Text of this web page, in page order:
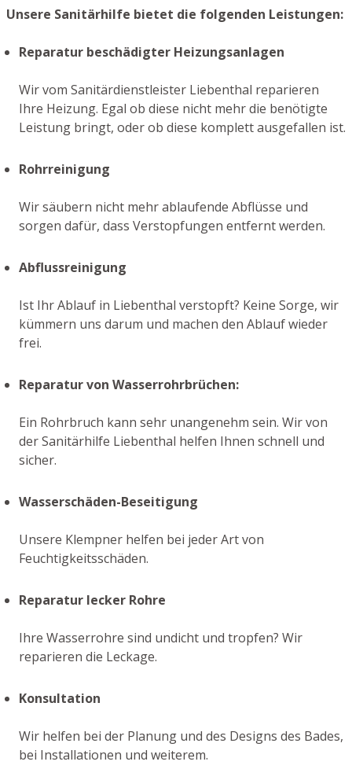
Unsere Sanitärhilfe bietet die folgenden Leistungen:
Reparatur beschädigter Heizungsanlagen
Wir vom Sanitärdienstleister Liebenthal reparieren
Ihre Heizung. Egal ob diese nicht mehr die benötigte
Leistung bringt, oder ob diese komplett ausgefallen ist.
Rohrreinigung
Wir säubern nicht mehr ablaufende Abflüsse und
sorgen dafür, dass Verstopfungen entfernt werden.
Abflussreinigung
Ist Ihr Ablauf in Liebenthal verstopft? Keine Sorge, wir
kümmern uns darum und machen den Ablauf wieder
frei.
Reparatur von Wasserrohrbrüchen:
Ein Rohrbruch kann sehr unangenehm sein. Wir von
der Sanitärhilfe Liebenthal helfen Ihnen schnell und
sicher.
Wasserschäden-Beseitigung
Unsere Klempner helfen bei jeder Art von
Feuchtigkeitsschäden.
Reparatur lecker Rohre
Ihre Wasserrohre sind undicht und tropfen? Wir
reparieren die Leckage.
Konsultation
Wir helfen bei der Planung und des Designs des Bades,
bei Installationen und weiterem.